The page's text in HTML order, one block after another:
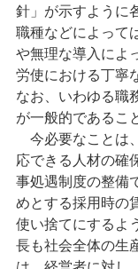
針」が示すように
職種などによって
や無理な導入によ
労使における丁寧
なお、いわゆる職
が一般的であるこ
今必要なことは
応できる人材の確
事処遇制度の整備
めとする採用時の
使い捨てにするよ
長も社会全体の生